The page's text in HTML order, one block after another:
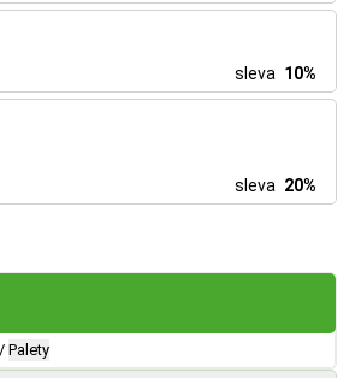
sleva 10%
sleva 20%
/ Palety